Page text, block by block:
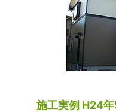
施工実例 H24